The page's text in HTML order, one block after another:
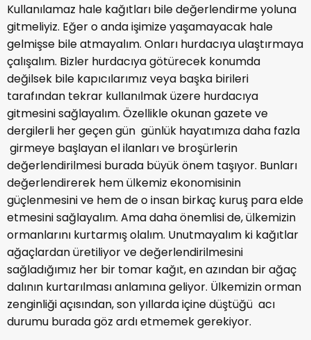
Kullanılamaz hale kağıtları bile değerlendirme yoluna
gitmeliyiz. Eğer o anda işimize yaşamayacak hale
gelmişse bile atmayalım. Onları hurdacıya ulaştırmaya
çalışalım. Bizler hurdacıya götürecek konumda
değilsek bile kapıcılarımız veya başka birileri
tarafından tekrar kullanılmak üzere hurdacıya
gitmesini sağlayalım. Özellikle okunan gazete ve
dergilerli her geçen gün günlük hayatımıza daha fazla
girmeye başlayan el ilanları ve broşürlerin
değerlendirilmesi burada büyük önem taşıyor. Bunları
değerlendirerek hem ülkemiz ekonomisinin
güçlenmesini ve hem de o insan birkaç kuruş para elde
etmesini sağlayalım. Ama daha önemlisi de, ülkemizin
ormanlarını kurtarmış olalım. Unutmayalım ki kağıtlar
ağaçlardan üretiliyor ve değerlendirilmesini
sağladığımız her bir tomar kağıt, en azından bir ağaç
dalının kurtarılması anlamına geliyor. Ülkemizin orman
zenginliği açısından, son yıllarda içine düştüğü acı
durumu burada göz ardı etmemek gerekiyor.